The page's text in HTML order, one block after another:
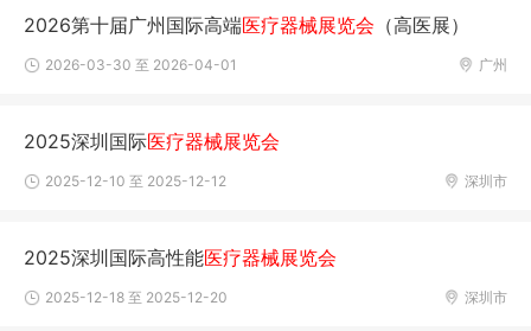
2026第十届广州国际高端医疗器械展览会 （高医展）
广州
2026-03-30 至 2026-04-01
2025深圳国际医疗器械展览会
深圳市
2025-12-10 至 2025-12-12
2025深圳国际高性能医疗器械展览会
深圳市
2025-12-18 至 2025-12-20